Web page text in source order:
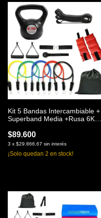
Kit 5 Bandas Intercambiable +
Superband Media +Rusa 6Kg +
$89.600
3 x $29.866,67 sin interés
¡Solo quedan 2 en stock!